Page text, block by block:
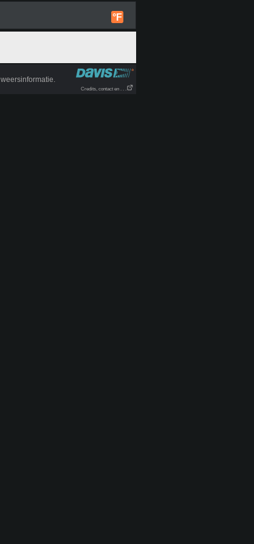
°F
Credits, contact en . . .